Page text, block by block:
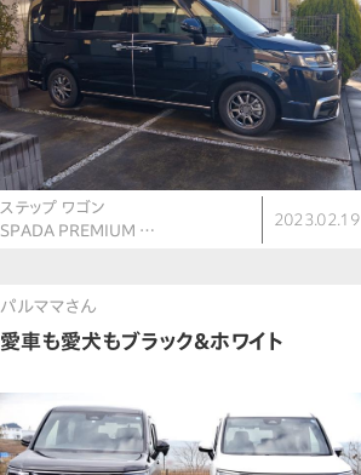
ステップ ワゴン
SPADA PREMIUM …
2023.02.19
パルママさん
愛車も愛犬もブラック＆ホワイト